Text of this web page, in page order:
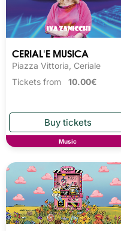
CERIAL'E MUSICA
Piazza Vittoria, Ceriale
Tickets from 10.00€
Music